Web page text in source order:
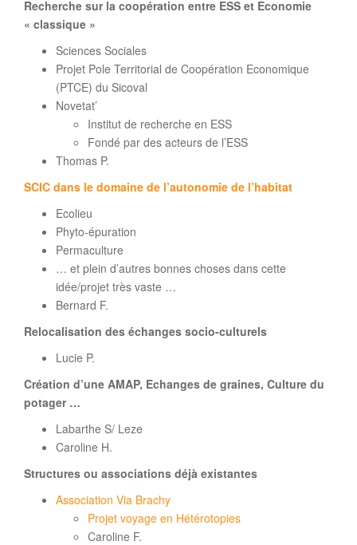
Recherche sur la coopération entre ESS et Economie
« classique »
Sciences Sociales
Projet Pole Territorial de Coopération Economique
(PTCE) du Sicoval
Novetat’
Institut de recherche en ESS
Fondé par des acteurs de l’ESS
Thomas P.
SCIC dans le domaine de l’autonomie de l’habitat
Ecolieu
Phyto-épuration
Permaculture
… et plein d’autres bonnes choses dans cette
idée/projet très vaste …
Bernard F.
Relocalisation des échanges socio-culturels
Lucie P.
Création d’une AMAP, Echanges de graines, Culture du
potager …
Labarthe S/ Leze
Caroline H.
Structures ou associations déjà existantes
Association Via Brachy
Projet voyage en Hétérotopies
Caroline F.